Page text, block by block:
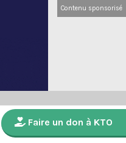
Contenu sponsorisé
Faire un don à KTO